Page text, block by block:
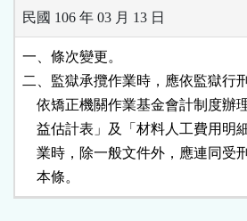
民國 106 年 03 月 13 日
一、條次變更。
二、監獄承攬作業時，應依監獄行
依矯正機關作業基金會計制度
益估計表」及「材料人工費用
業時，除一般文件外，應連同
    本條。